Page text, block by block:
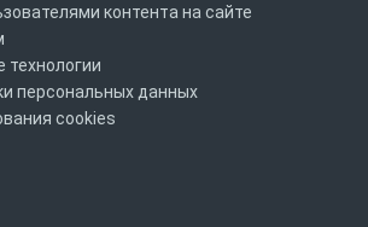
контента на сайте
технологии
персональных данных
cookies